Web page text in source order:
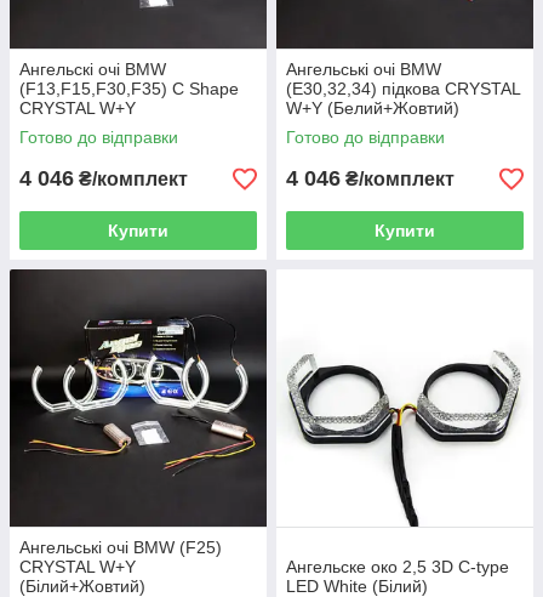
Ангельскі очі BMW
(F13,F15,F30,F35) C Shape
CRYSTAL W+Y
(Білий+Жовтий)
Готово до відправки
4 046 ₴/комплект
Купити
Ангельські очі BMW
(E30,32,34) підкова CRYSTAL
W+Y (Белий+Жовтий)
Готово до відправки
4 046 ₴/комплект
Купити
Ангельські очі BMW (F25)
CRYSTAL W+Y
(Білий+Жовтий)
Ангельске око 2,5 3D C-type
LED White (Білий)